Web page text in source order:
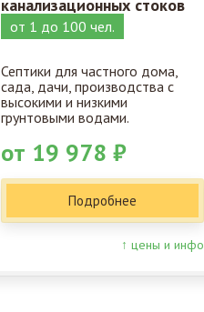
канализационных стоков
от 1 до 100 чел.
Септики для частного дома,
сада, дачи, производства с
высокими и низкими
грунтовыми водами.
от 19 978 ₽
Подробнее
↑ цены и инфо